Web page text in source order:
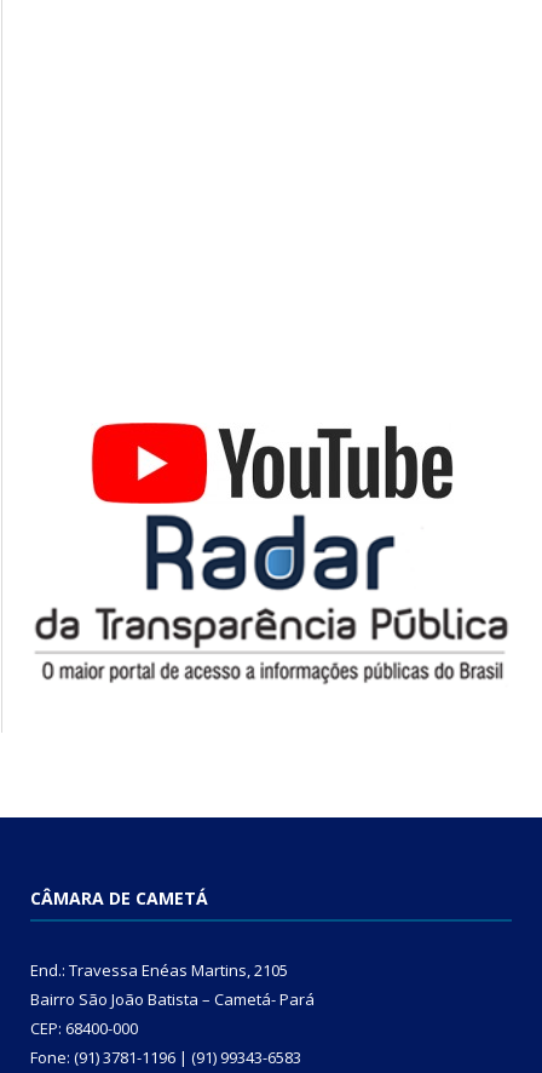
CÂMARA DE CAMETÁ
End.: Travessa Enéas Martins, 2105
Bairro São João Batista – Cametá- Pará
CEP: 68400-000
Fone: (91) 3781-1196 | (91) 99343-6583